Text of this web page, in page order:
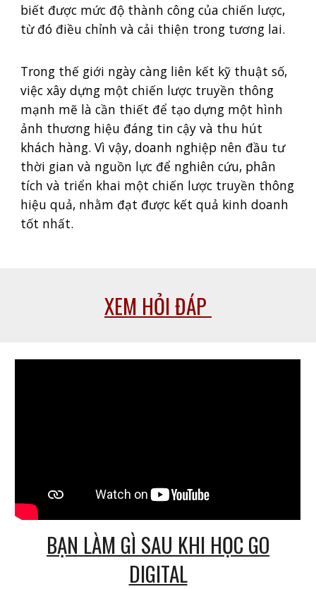
biết được mức độ thành công của chiến lược,
từ đó điều chỉnh và cải thiện trong tương lai.
Trong thế giới ngày càng liên kết kỹ thuật số,
việc xây dựng một chiến lược truyền thông
mạnh mẽ là cần thiết để tạo dựng một hình
ảnh thương hiệu đáng tin cậy và thu hút
khách hàng. Vì vậy, doanh nghiệp nên đầu tư
thời gian và nguồn lực để nghiên cứu, phân
tích và triển khai một chiến lược truyền thông
hiệu quả, nhằm đạt được kết quả kinh doanh
tốt nhất.
XEM HỎI ĐÁP
BẠN LÀM GÌ SAU KHI HỌC GO
DIGITAL